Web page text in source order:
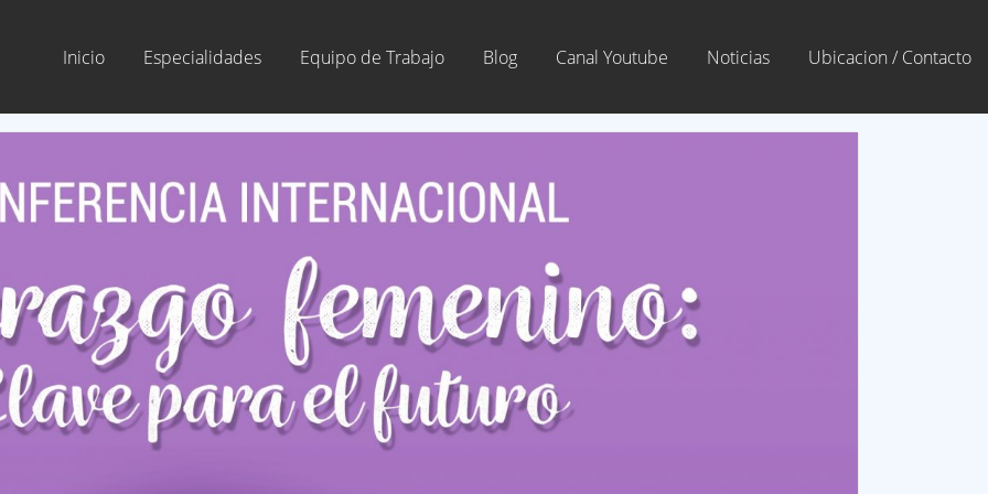
Inicio Especialidades Equipo de Trabajo Blog Canal Youtube Noticias Ubicacion / Contacto